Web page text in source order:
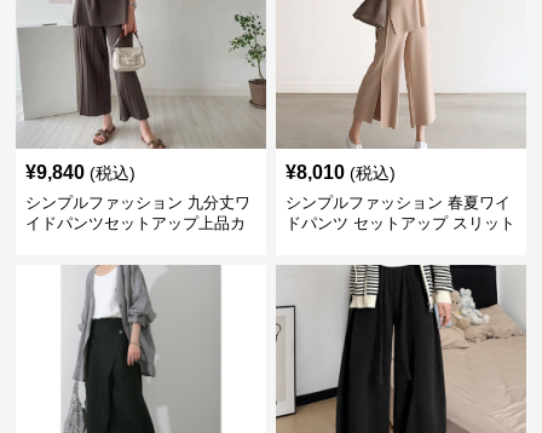
¥9,840 (税込)
シンプルファッション 九分丈ワ
イドパンツセットアップ上品カ
¥8,010 (税込)
シンプルファッション 春夏ワイ
ドパンツ セットアップ スリット